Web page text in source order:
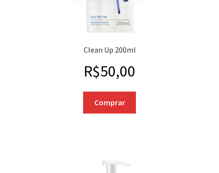
Clean Up 200ml
R$50,00
Comprar